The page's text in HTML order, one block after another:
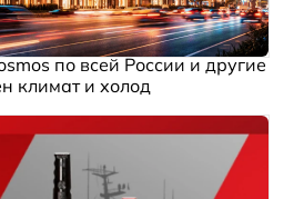
по всей России и другие
климат и холод